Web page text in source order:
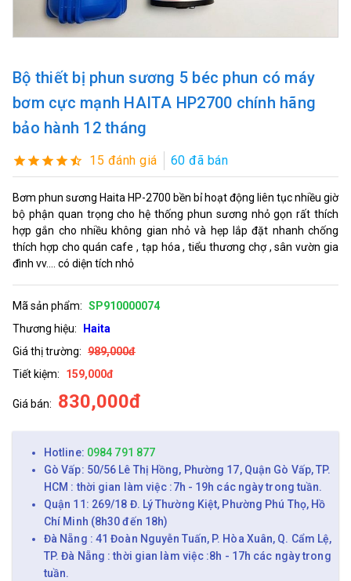
Bộ thiết bị phun sương 5 béc phun có máy
bơm cực mạnh HAITA HP2700 chính hãng
bảo hành 12 tháng
15 đánh giá 60 đã bán
Bơm phun sương Haita HP-2700 bền bỉ hoạt động liên tục nhiều giờ
bộ phận quan trọng cho hệ thống phun sương nhỏ gọn rất thích
hợp gắn cho nhiều không gian nhỏ và hẹp lắp đặt nhanh chống
thích hợp cho quán cafe , tạp hóa , tiểu thương chợ , sân vườn gia
đình vv.... có diện tích nhỏ
Mã sản phẩm: SP910000074
Thương hiệu:
Haita
Giá thị trường: 989,000đ
Tiết kiệm:
159,000đ
Giá bán: 830,000đ
Hotline: 0984 791 877
Gò Vấp: 50/56 Lê Thị Hồng, Phường 17, Quận Gò Vấp, TP.
HCM : thời gian làm việc :7h - 19h các ngày trong tuần.
Quận 11: 269/18 Đ. Lý Thường Kiệt, Phường Phú Thọ, Hồ
Chí Minh (8h30 đến 18h)
Đà Nẵng : 41 Đoàn Nguyễn Tuấn, P. Hòa Xuân, Q. Cẩm Lệ,
TP. Đà Nẵng : thời gian làm việc :8h - 17h các ngày trong
tuần.